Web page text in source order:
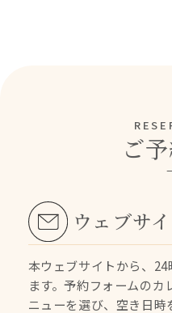
ご
ウェブサ
本ウェブサイトから、
ます。予約フォームのカ
ニューを選び、空き日